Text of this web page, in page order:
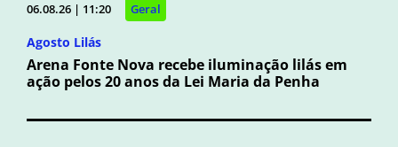
06.08.26 | 11:20 Geral
Agosto Lilás
Arena Fonte Nova recebe iluminação lilás em
ação pelos 20 anos da Lei Maria da Penha